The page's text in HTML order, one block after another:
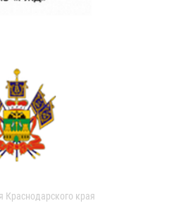
Краснодарского края